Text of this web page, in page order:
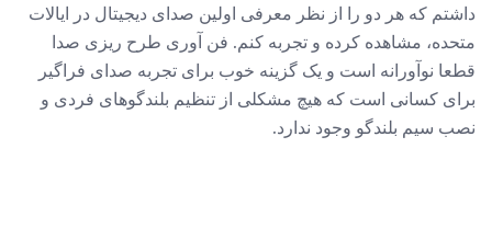
داشتم که هر دو را از نظر معرفی اولین صدای دیجیتال در ایالات
متحده، مشاهده کرده و تجربه کنم. فن آوری طرح ریزی صدا
قطعا نوآورانه است و یک گزینه خوب برای تجربه صدای فراگیر
برای کسانی است که هیچ مشکلی از تنظیم بلندگوهای فردی و
نصب سیم بلندگو وجود ندارد.